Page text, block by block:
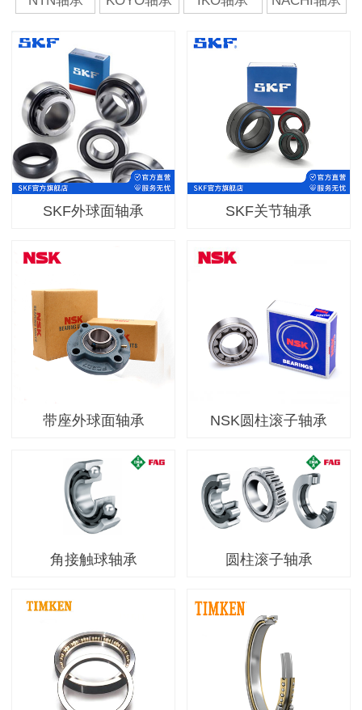
SKF外球面轴承 SKF关节轴承
带座外球面轴承 NSK圆柱滚子轴承
角接触球轴承 圆柱滚子轴承